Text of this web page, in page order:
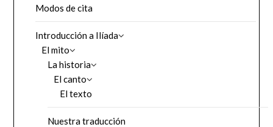
Modos de cita
Introducción a Ilíada
El mito
La historia
El canto
El texto
Nuestra traducción